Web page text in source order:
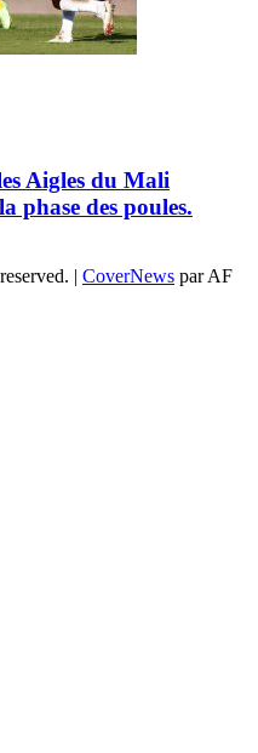
Aigles du Mali
phase des poules.
| CoverNews par AF